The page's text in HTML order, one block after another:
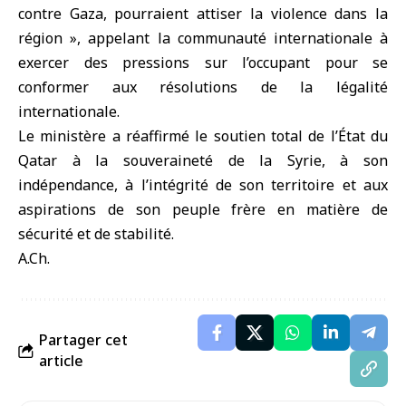
contre Gaza, pourraient attiser la violence dans la
région », appelant la communauté internationale à
exercer des pressions sur l’occupant pour se
conformer aux résolutions de la légalité
internationale.
Le ministère a réaffirmé le soutien total de l’État du
Qatar à la souveraineté de la Syrie, à son
indépendance, à l’intégrité de son territoire et aux
aspirations de son peuple frère en matière de
sécurité et de stabilité.
A.Ch.
Partager cet
article